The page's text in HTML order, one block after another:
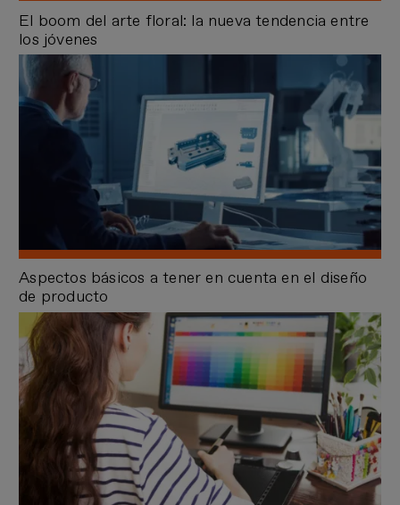
El boom del arte floral: la nueva tendencia entre
los jóvenes
Aspectos básicos a tener en cuenta en el diseño
de producto